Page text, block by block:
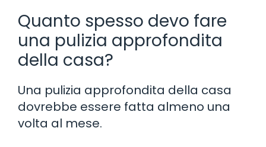
Quanto spesso devo fare
una pulizia approfondita
della casa?
Una pulizia approfondita della casa
dovrebbe essere fatta almeno una
volta al mese.